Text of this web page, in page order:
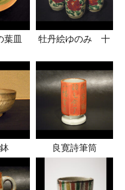
葉皿 牡丹絵ゆのみ 十
良寛詩筆筒